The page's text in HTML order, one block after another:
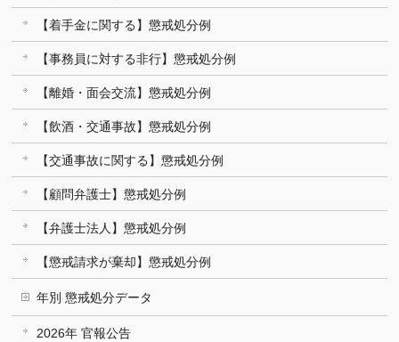
【着手金に関する】懲戒処分例
【事務員に対する非行】懲戒処分例
【離婚・面会交流】懲戒処分例
【飲酒・交通事故】懲戒処分例
【交通事故に関する】懲戒処分例
【顧問弁護士】懲戒処分例
【弁護士法人】懲戒処分例
【懲戒請求が棄却】懲戒処分例
年別 懲戒処分データ
2026年 官報公告